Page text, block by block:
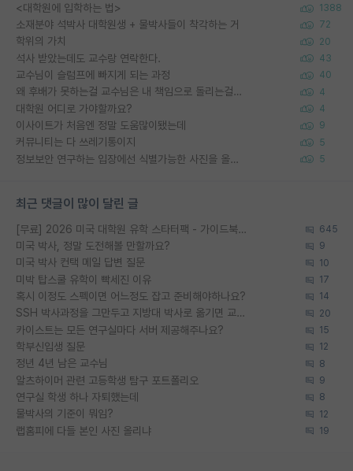
<대학원에 입학하는 법> 1388
소재분야 석박사 대학원생 + 물박사들이 착각하는 거 72
학위의 가치 20
석사 받았는데도 교수랑 연락한다. 43
교수님이 슬럼프에 빠지게 되는 과정 40
왜 후배가 못하는걸 교수님은 내 책임으로 돌리는걸까요? 4
대학원 어디로 가야할까요? 4
이사이트가 처음엔 정말 도움많이됐는데 9
커뮤니티는 다 쓰레기통이지 5
정보보안 연구하는 입장에선 식별가능한 사진을 올리는건 비추이긴함 5
최근 댓글이 많이 달린 글
[무료] 2026 미국 대학원 유학 스타터팩 - 가이드북 & 합격자 컨택메일 템플릿 645
미국 박사, 정말 도전해볼 만할까요? 9
미국 박사 컨택 메일 답변 질문 10
미박 탑스쿨 유학이 빡세진 이유 17
혹시 이정도 스펙이면 어느정도 잡고 준비해야하나요? 14
SSH 박사과정을 그만두고 지방대 박사로 옮기면 교수의 꿈은 끝일까요? 20
카이스트는 모든 연구실마다 서버 제공해주나요? 15
학부신입생 질문 12
정년 4년 남은 교수님 8
알츠하이머 관련 고등학생 탐구 포트폴리오 9
연구실 학생 하나 자퇴했는데 8
물박사의 기준이 뭐임? 12
랩홈피에 다들 본인 사진 올리냐 19